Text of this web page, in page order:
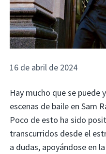
16 de abril de 2024
Hay mucho que se puede
escenas de baile en Sam
Poco de esto ha sido
transcurridos desde el
a dudas, apoyándose en